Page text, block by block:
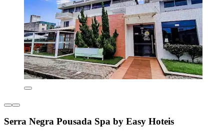
Serra Negra Pousada Spa by Easy Hoteis